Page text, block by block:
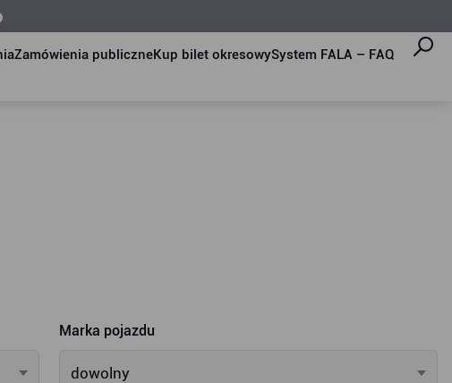
Zamówienia publiczneKup bilet okresowySystem FALA – FAQ
Marka pojazdu
dowolny